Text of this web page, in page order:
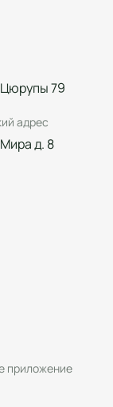
Цюрупы 79
адрес
д. 8
приложение